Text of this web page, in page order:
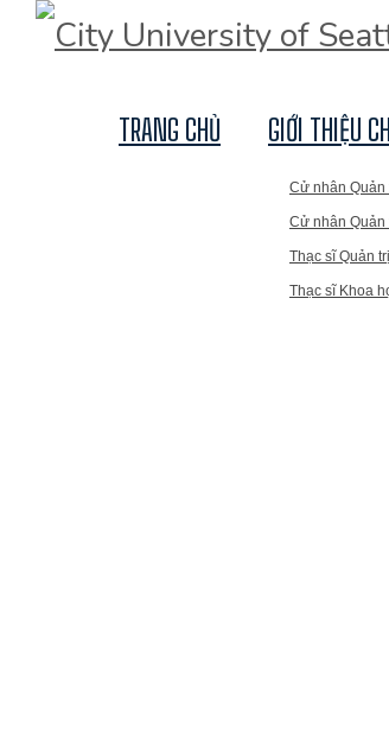
TRANG CHỦ GIỚI THIỆU
Cử nhân Quản
Cử nhân Quản
Thạc sĩ Quản
Thạc sĩ Khoa